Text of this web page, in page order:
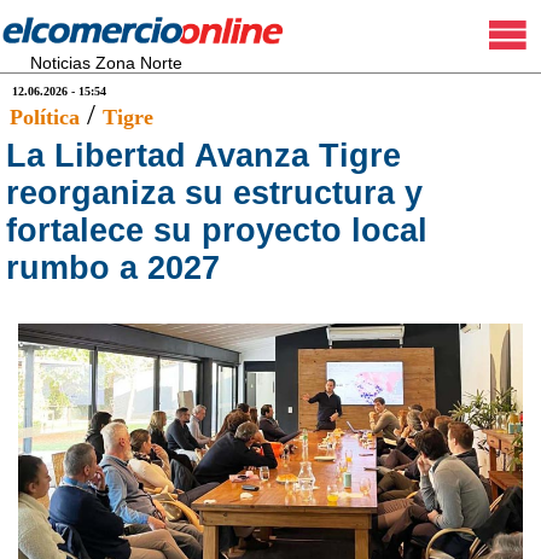
Noticias Zona Norte
12.06.2026 - 15:54
Política / Tigre
La Libertad Avanza Tigre
reorganiza su estructura y
fortalece su proyecto local
rumbo a 2027